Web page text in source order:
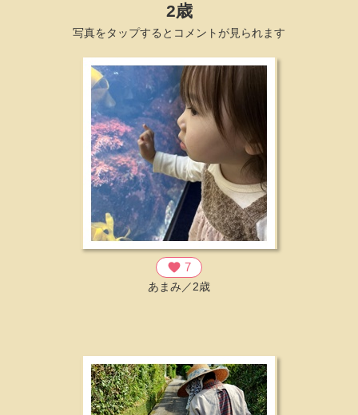
2歳
写真をタップするとコメントが見られます
favorite 7
あまみ／2歳